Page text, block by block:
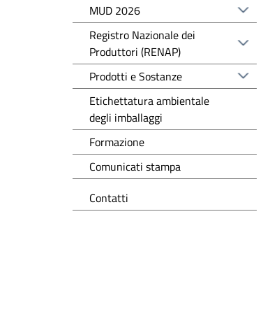
MUD 2026
Registro Nazionale dei
Produttori (RENAP)
Prodotti e Sostanze
Etichettatura ambientale
degli imballaggi
Formazione
Comunicati stampa
Contatti